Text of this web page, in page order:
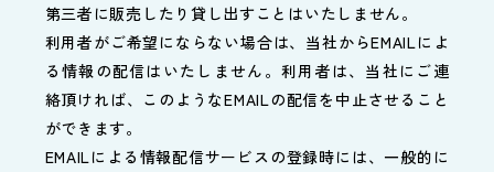
第三者に販売したり貸し出すことはいたしません。
利用者がご希望にならない場合は、当社からEMAILによ
る情報の配信はいたしません。利用者は、当社にご連
絡頂ければ、このようなEMAILの配信を中止させること
ができます。
EMAILによる情報配信サービスの登録時には、一般的に